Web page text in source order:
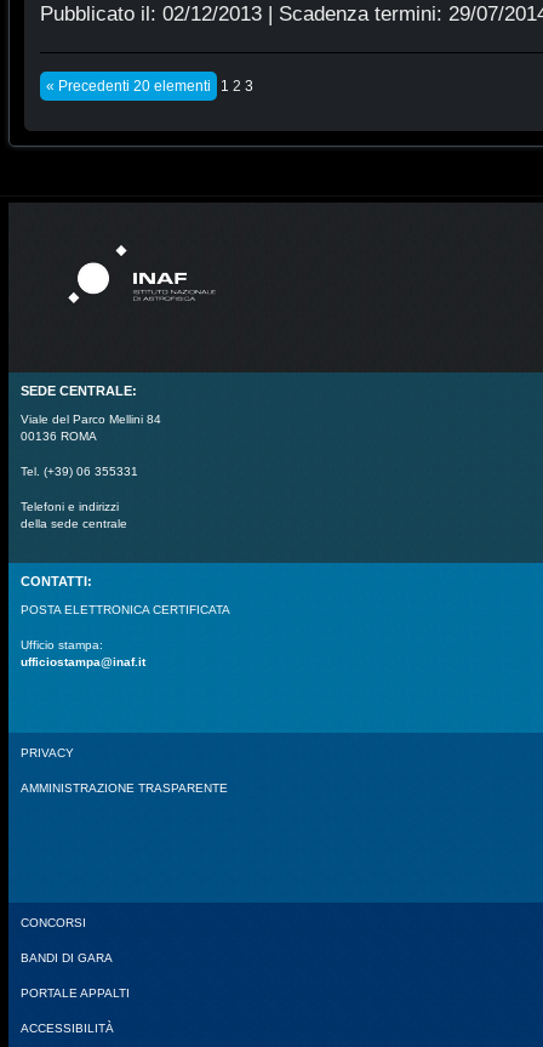
Pubblicato il: 02/12/2013| Scadenza termini: 29/07/
« Precedenti 20 elementi 1 2 3
SEDE CENTRALE:
Viale del Parco Mellini 84
00136 ROMA
Tel. (+39) 06 355331
Telefoni e indirizzi
della sede centrale
CONTATTI:
POSTA ELETTRONICA CERTIFICATA
Ufficio stampa:
ufficiostampa@inaf.it
PRIVACY
AMMINISTRAZIONE TRASPARENTE
CONCORSI
BANDI DI GARA
PORTALE APPALTI
ACCESSIBILITÀ